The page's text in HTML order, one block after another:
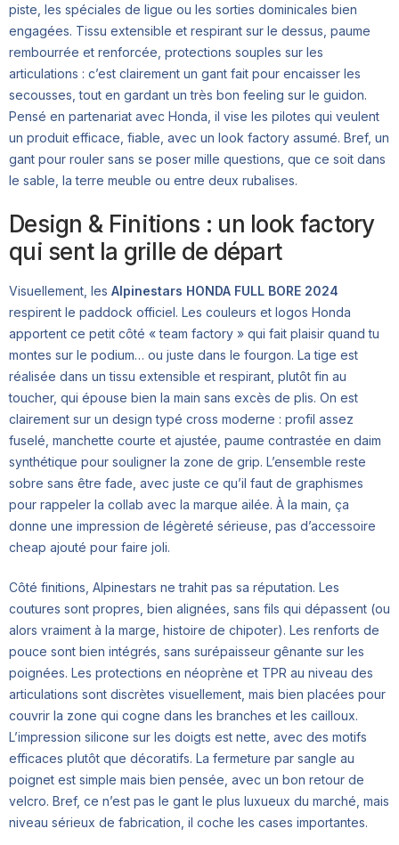
piste, les spéciales de ligue ou les sorties dominicales bien
engagées. Tissu extensible et respirant sur le dessus, paume
rembourrée et renforcée, protections souples sur les
articulations : c’est clairement un gant fait pour encaisser les
secousses, tout en gardant un très bon feeling sur le guidon.
Pensé en partenariat avec Honda, il vise les pilotes qui veulent
un produit efficace, fiable, avec un look factory assumé. Bref, un
gant pour rouler sans se poser mille questions, que ce soit dans
le sable, la terre meuble ou entre deux rubalises.
Design & Finitions : un look factory
qui sent la grille de départ
Visuellement, les Alpinestars HONDA FULL BORE 2024
respirent le paddock officiel. Les couleurs et logos Honda
apportent ce petit côté « team factory » qui fait plaisir quand tu
montes sur le podium… ou juste dans le fourgon. La tige est
réalisée dans un tissu extensible et respirant, plutôt fin au
toucher, qui épouse bien la main sans excès de plis. On est
clairement sur un design typé cross moderne : profil assez
fuselé, manchette courte et ajustée, paume contrastée en daim
synthétique pour souligner la zone de grip. L’ensemble reste
sobre sans être fade, avec juste ce qu’il faut de graphismes
pour rappeler la collab avec la marque ailée. À la main, ça
donne une impression de légèreté sérieuse, pas d’accessoire
cheap ajouté pour faire joli.
Côté finitions, Alpinestars ne trahit pas sa réputation. Les
coutures sont propres, bien alignées, sans fils qui dépassent (ou
alors vraiment à la marge, histoire de chipoter). Les renforts de
pouce sont bien intégrés, sans surépaisseur gênante sur les
poignées. Les protections en néoprène et TPR au niveau des
articulations sont discrètes visuellement, mais bien placées pour
couvrir la zone qui cogne dans les branches et les cailloux.
L’impression silicone sur les doigts est nette, avec des motifs
efficaces plutôt que décoratifs. La fermeture par sangle au
poignet est simple mais bien pensée, avec un bon retour de
velcro. Bref, ce n’est pas le gant le plus luxueux du marché, mais
niveau sérieux de fabrication, il coche les cases importantes.